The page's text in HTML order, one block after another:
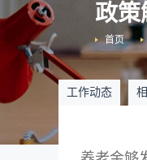
政策
首页
工作动态